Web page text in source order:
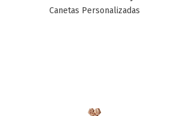
Canetas Personalizadas